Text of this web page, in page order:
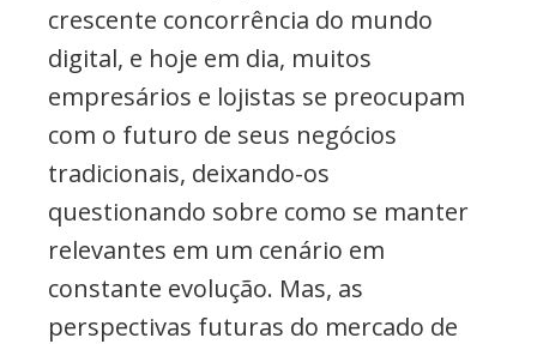
crescente concorrência do mundo
digital, e hoje em dia, muitos
empresários e lojistas se preocupam
com o futuro de seus negócios
tradicionais, deixando-os
questionando sobre como se manter
relevantes em um cenário em
constante evolução. Mas, as
perspectivas futuras do mercado de